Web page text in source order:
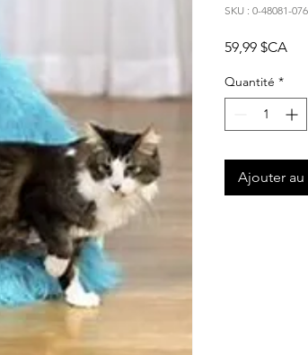
SKU : 0-48081-
59,99 $CAPrix
Quantité *
Ajouter au